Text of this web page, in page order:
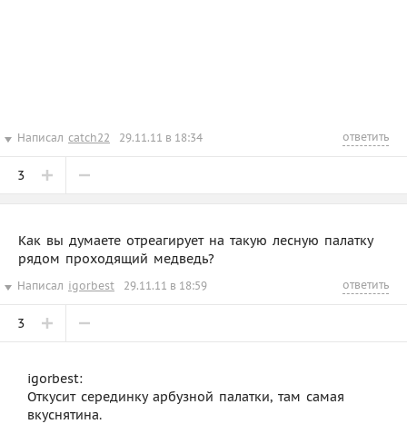
Написал catch22 29.11.11 в 18:34 ответить
3
Как вы думаете отреагирует на такую лесную палатку
рядом проходящий медведь?
Написал igorbest 29.11.11 в 18:59 ответить
3
igorbest:
Откусит серединку арбузной палатки, там самая
вкуснятина.